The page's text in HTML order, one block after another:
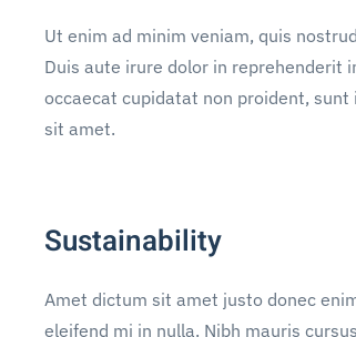
Ut enim ad minim veniam, quis
Duis aute irure dolor in reprehenderit
occaecat cupidatat non proident,
sit amet.
Sustainability
Amet dictum sit amet justo donec
eleifend mi in nulla. Nibh mauris